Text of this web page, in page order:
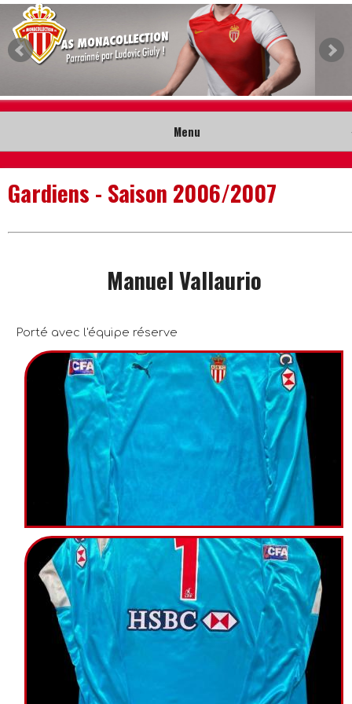
Menu
Accueil
Contact
Gardiens - Saison 2006/2007
Manuel Vallaurio
Porté avec l'équipe réserve